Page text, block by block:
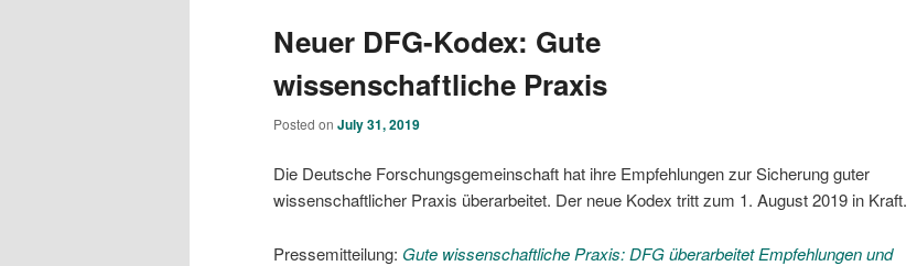
Neuer DFG-Kodex: Gute
wissenschaftliche Praxis
Posted on July 31, 2019
Die Deutsche Forschungsgemeinschaft hat ihre Empfehlungen zur Sicherung guter
wissenschaftlicher Praxis überarbeitet. Der neue Kodex tritt zum 1. August 2019 in Kraft.
Pressemitteilung: Gute wissenschaftliche Praxis: DFG überarbeitet Empfehlungen und